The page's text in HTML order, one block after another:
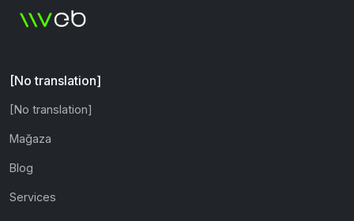
[No translation]
[No translation]
Mağaza
Blog
Services